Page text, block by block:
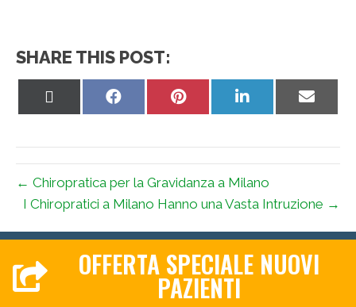
SHARE THIS POST:
Share
Share
Share
Share
← Chiropratica per la Gravidanza a Milano
I Chiropratici a Milano Hanno una Vasta Intruzione →
OFFERTA SPECIALE NUOVI
PAZIENTI